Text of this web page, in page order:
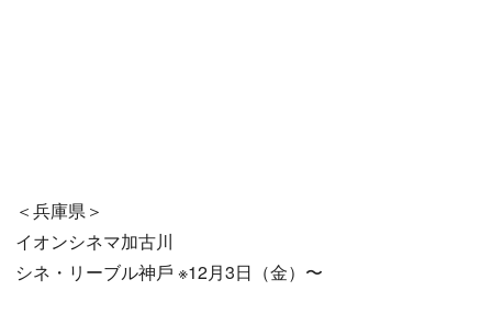
＜兵庫県＞
イオンシネマ加古川
シネ・リーブル神戶 ※12月3日（金）〜